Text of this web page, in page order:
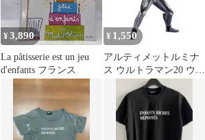
¥3,890
La pâtisserie est un jeu
d'enfants フランス
¥ 1,550
アルティメットルミナ
ス ウルトラマン20 ウル
トラマンネクサス ア
ンファンス